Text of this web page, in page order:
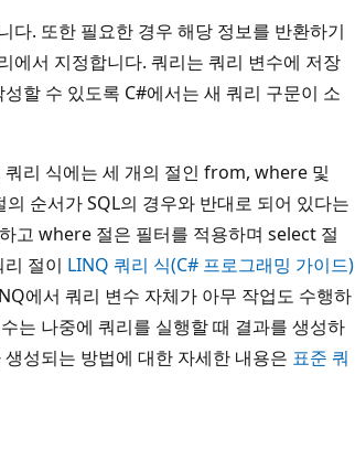
다. 또한 필요한 경우 해당 정보를 반환하기
에서 지정합니다. 쿼리는 쿼리 변수에 저장
할 수 있도록 C#에서는 새 쿼리 구문이 소
리 식에는 세 개의 절인 from, where 및
순서가 SQL의 경우와 반대로 되어 있다는
고 where 절은 필터를 적용하며 select 절
절이 LINQ 쿼리 식(C# 프로그래밍 가이드)
에서 쿼리 변수 자체가 아무 작업도 수행하
는 나중에 쿼리를 실행할 때 결과를 생성하
성되는 방법에 대한 자세한 내용은 표준 쿼